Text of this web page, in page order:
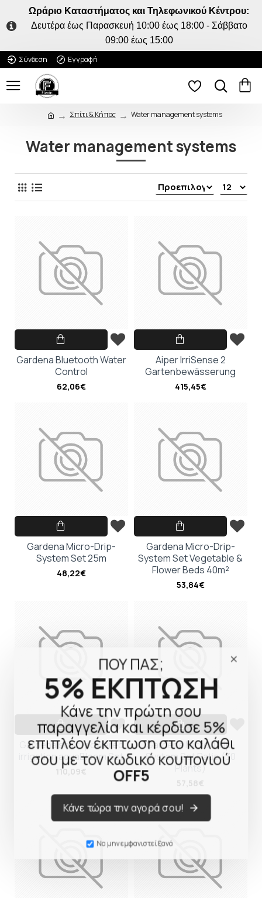
ΠΟΥ ΠΑΣ;
5% ΕΚΠΤΩΣΗ
Κάνε την πρώτη σου
παραγγελία και κέρδισε 5%
επιπλέον έκπτωση στο καλάθι
σου με τον κωδικό κουπονιού
OFF5
Κάνε τώρα την αγορά σου!
Να μην εμφανιστεί ξανά
Ωράριο Καταστήματος και Τηλεφωνικού Κέντρου:
Δευτέρα έως Παρασκευή 10:00 έως 18:00 - Σάββατο
09:00 έως 15:00
Σύνδεση
Εγγραφή
Σπίτι & Κήπος Water management systems
Water management systems
Gardena Bluetooth Water
Control
62,06€
Aiper IrriSense 2
Gartenbewässerung
415,45€
Gardena Micro-Drip-
System Set 25m
48,22€
Gardena Micro-Drip-
System Set Vegetable &
Flower Beds 40m²
53,84€
Gardena solar-powered
irrigation aquaBloom Set
110,09€
Gardena Micro-Drip-
System Set Patio (30
Plants)
57,58€